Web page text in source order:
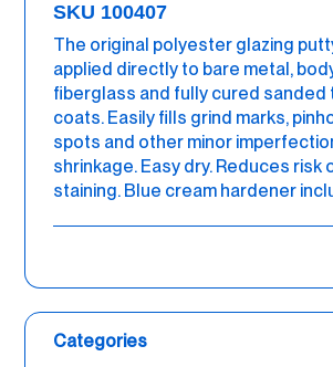
SKU 100407
The original polyester glazing
applied directly to bare metal,
fiberglass and fully cured sanded
coats. Easily fills grind marks,
spots and other minor
shrinkage. Easy dry. Reduces risk
staining. Blue cream hardener
Categories